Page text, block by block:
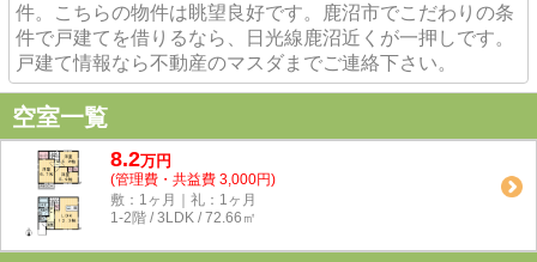
件。こちらの物件は眺望良好です。鹿沼市でこだわりの条
件で戸建てを借りるなら、日光線鹿沼近くが一押しです。
戸建て情報なら不動産のマスダまでご連絡下さい。
空室一覧
8.2万円
(管理費・共益費 3,000円)
敷：1ヶ月｜礼：1ヶ月
1-2階 / 3LDK / 72.66㎡